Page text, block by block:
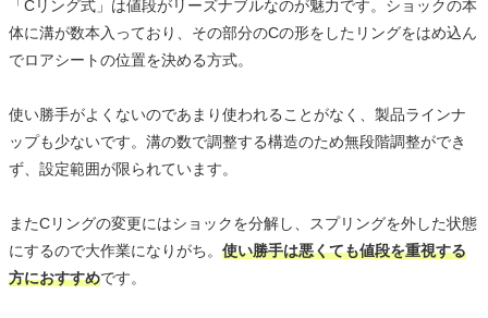
「Cリング式」は値段がリーズナブルなのが魅力です。ショックの本
体に溝が数本入っており、その部分のCの形をしたリングをはめ込ん
でロアシートの位置を決める方式。
使い勝手がよくないのであまり使われることがなく、製品ラインナ
ップも少ないです。溝の数で調整する構造のため無段階調整ができ
ず、設定範囲が限られています。
またCリングの変更にはショックを分解し、スプリングを外した状態
にするので大作業になりがち。 使い勝手は悪くても値段を重視する
方におすすめです。